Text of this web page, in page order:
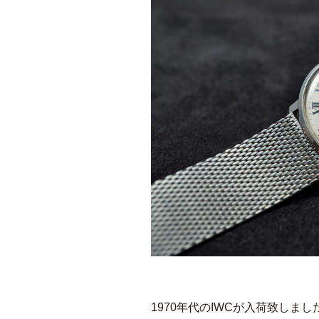
1970年代のIWCが入荷致しまし